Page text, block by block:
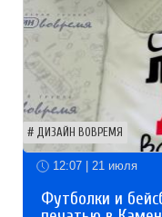
ДИЗАЙН ВОВРЕМЯ
12:07 | 21 июля
Футболки и